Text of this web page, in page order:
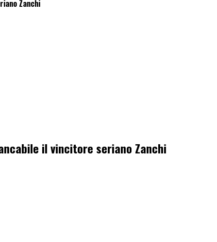
Zanchi
il vincitore seriano Zanchi